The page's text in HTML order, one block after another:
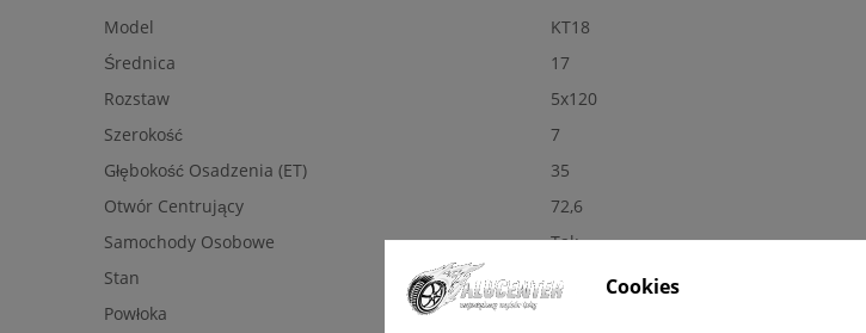
Model
KT18
Średnica
17
Rozstaw
5x120
Szerokość
7
Głębokość Osadzenia (ET)
35
Otwór Centrujący
72,6
Samochody Osobowe
Tak
Stan
Nowe
Powłoka
Cookies